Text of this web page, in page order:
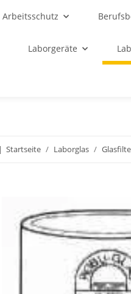
Arbeitsschutz
Laborgeräte
Startseite Laborglas